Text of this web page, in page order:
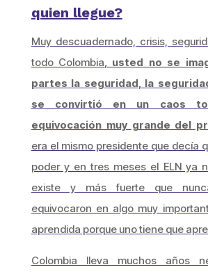
quien llegue?
Muy descuadernado, crisis,
todo Colombia, usted no se
partes la seguridad, la
se convirtió en un caos
equivocación muy grande del
era el mismo presidente que decía
poder y en tres meses el ELN ya
existe y más fuerte que
equivocaron en algo muy
aprendida porque uno tiene que
Colombia lleva muchos años